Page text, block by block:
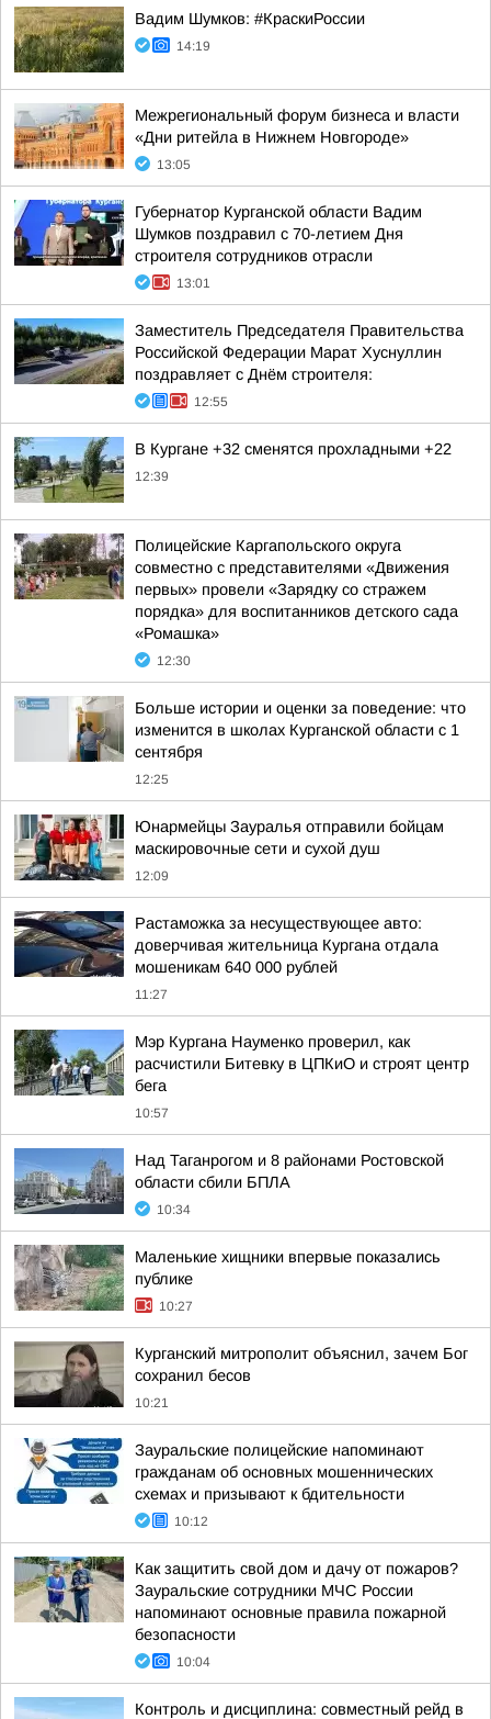
Вадим Шумков: #КраскиРоссии
14:19
Межрегиональный форум бизнеса и власти
«Дни ритейла в Нижнем Новгороде»
13:05
Губернатор Курганской области Вадим
Шумков поздравил с 70-летием Дня
строителя сотрудников отрасли
13:01
Заместитель Председателя Правительства
Российской Федерации Марат Хуснуллин
поздравляет с Днём строителя:
12:55
В Кургане +32 сменятся прохладными +22
12:39
Полицейские Каргапольского округа
совместно с представителями «Движения
первых» провели «Зарядку со стражем
порядка» для воспитанников детского сада
«Ромашка»
12:30
Больше истории и оценки за поведение: что
изменится в школах Курганской области с 1
сентября
12:25
Юнармейцы Зауралья отправили бойцам
маскировочные сети и сухой душ
12:09
Растаможка за несуществующее авто:
доверчивая жительница Кургана отдала
мошеникам 640 000 рублей
11:27
Мэр Кургана Науменко проверил, как
расчистили Битевку в ЦПКиО и строят центр
бега
10:57
Над Таганрогом и 8 районами Ростовской
области сбили БПЛА
10:34
Маленькие хищники впервые показались
публике
10:27
Курганский митрополит объяснил, зачем Бог
сохранил бесов
10:21
Зауральские полицейские напоминают
гражданам об основных мошеннических
схемах и призывают к бдительности
10:12
Как защитить свой дом и дачу от пожаров?
Зауральские сотрудники МЧС России
напоминают основные правила пожарной
безопасности
10:04
Контроль и дисциплина: совместный рейд в